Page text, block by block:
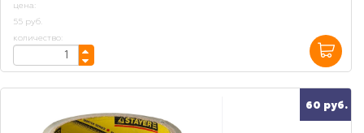
цена:
55 руб.
количество:
60 руб.